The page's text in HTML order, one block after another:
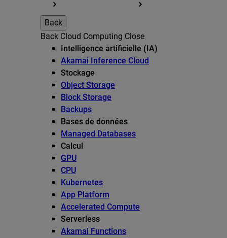
Back
Back Cloud Computing Close
Intelligence artificielle (IA)
Akamai Inference Cloud
Stockage
Object Storage
Block Storage
Backups
Bases de données
Managed Databases
Calcul
GPU
CPU
Kubernetes
App Platform
Accelerated Compute
Serverless
Akamai Functions